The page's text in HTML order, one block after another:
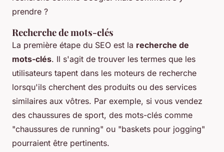
prendre ?
Recherche de mots-clés
La première étape du SEO est la recherche de
mots-clés. Il s'agit de trouver les termes que les
utilisateurs tapent dans les moteurs de recherche
lorsqu'ils cherchent des produits ou des services
similaires aux vôtres. Par exemple, si vous vendez
des chaussures de sport, des mots-clés comme
"chaussures de running" ou "baskets pour jogging"
pourraient être pertinents.